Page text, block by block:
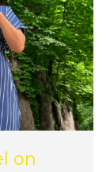
on